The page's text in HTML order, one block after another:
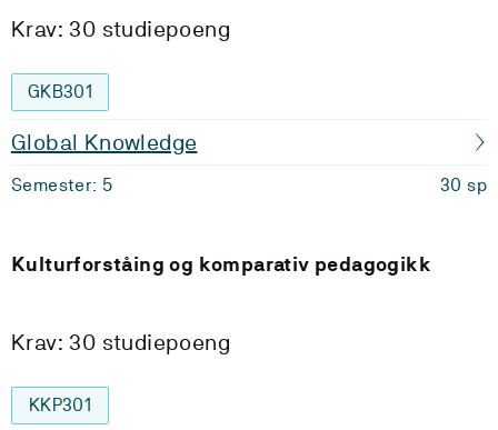
Krav: 30 studiepoeng
GKB301
Global Knowledge
Semester: 5 30 sp
Kulturforståing og komparativ pedagogikk
Krav: 30 studiepoeng
KKP301